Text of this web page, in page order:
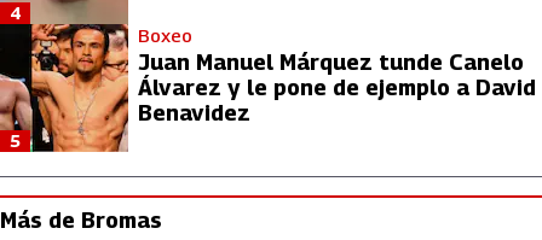
4
Boxeo
Juan Manuel Márquez tunde Canelo
Álvarez y le pone de ejemplo a David
Benavidez
5
Más de Bromas